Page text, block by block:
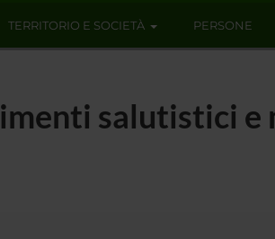
TERRITORIO E SOCIETÀ PERSONE
salutistici